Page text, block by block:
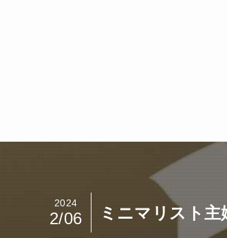
ミニマリスト主
2024
2/06